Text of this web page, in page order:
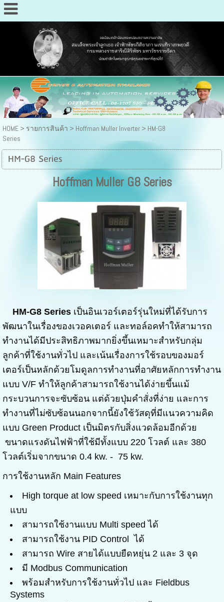
HOME> รายการสินค้า > Hoffman Muller Inverter> HM-G8
Series
HM-G8 Series
Hoffman Muller G8 Series
HM-G8 Seriesเป็นอินเวอร์เตอร์รุ่นใหม่ที่ได้รับการ
พัฒนาในเรื่องของเวอคเตอร์ และทอล์อคทำให้สามารถ
ทำงานได้มีประสิทธิภาพมากยิ่งขึ้นเหมาะสำหรับกลุ่ม
ลูกค้าที่ใช้งานทั่วไป และเน้นเรื่องการใช้รอบของมอร์
เตอร์เป็นหลักด้วยโมดูลการทำงานที่อาศัยหลักการทำงาน
แบบ V/F ทำให้ลูกค้าสามารถใช้งานได้ง่ายขึ้นแม้
กระบวนการจะซับซ้อน แต่ด้วยปุ่มคำสั่งที่ง่าย และการ
ทำงานที่ไม่ซับซ้อนนอกจากนี้ยังใช้วัสดุที่มีแนวความคิด
แบบ Green Product เป็นมิตรกับสิ่งแวดล้อมอีกด้วย
ขนาดแรงดันไฟฟ้าที่ใช้มีทั้งแบบ 220 โวลต์ และ 380
โวลต์เริ่มจากขนาด 0.4 kw. - 75 kw.
การใช้งานหลัก Main Features
High torque at low speed เหมาะกับการใช้งานทุก
แบบ
สามารถใช้งานแบบ Multi speed ได้
สามารถใช้งาน PID Control ได้
สามารถ Wire สายได้แบบยืดหยุ่น 2 และ 3 จุด
มี Modbus Communication
พร้อมสำหรับการใช้งานทั่วไป และ Fieldbus
Systems